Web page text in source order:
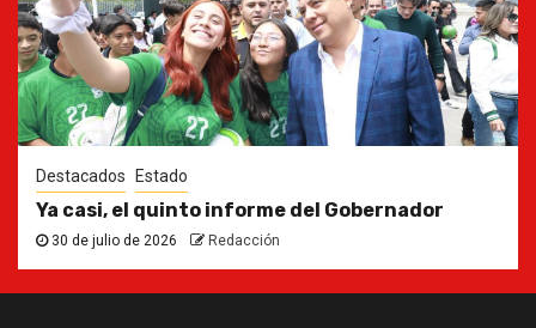
Destacados Estado
Ya casi, el quinto informe del Gobernador
30 de julio de 2026 Redacción